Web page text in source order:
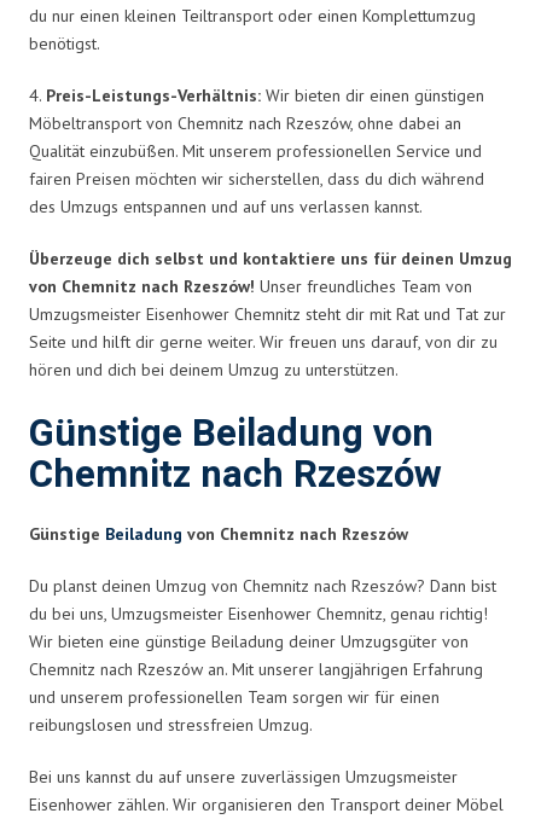
du nur einen kleinen Teiltransport oder einen Komplettumzug
benötigst.
4. Preis-Leistungs-Verhältnis: Wir bieten dir einen günstigen
Möbeltransport von Chemnitz nach Rzeszów, ohne dabei an
Qualität einzubüßen. Mit unserem professionellen Service und
fairen Preisen möchten wir sicherstellen, dass du dich während
des Umzugs entspannen und auf uns verlassen kannst.
Überzeuge dich selbst und kontaktiere uns für deinen Umzug
von Chemnitz nach Rzeszów! Unser freundliches Team von
Umzugsmeister Eisenhower Chemnitz steht dir mit Rat und Tat zur
Seite und hilft dir gerne weiter. Wir freuen uns darauf, von dir zu
hören und dich bei deinem Umzug zu unterstützen.
Günstige Beiladung von
Chemnitz nach Rzeszów
Günstige Beiladung von Chemnitz nach Rzeszów
Du planst deinen Umzug von Chemnitz nach Rzeszów? Dann bist
du bei uns, Umzugsmeister Eisenhower Chemnitz, genau richtig!
Wir bieten eine günstige Beiladung deiner Umzugsgüter von
Chemnitz nach Rzeszów an. Mit unserer langjährigen Erfahrung
und unserem professionellen Team sorgen wir für einen
reibungslosen und stressfreien Umzug.
Bei uns kannst du auf unsere zuverlässigen Umzugsmeister
Eisenhower zählen. Wir organisieren den Transport deiner Möbel